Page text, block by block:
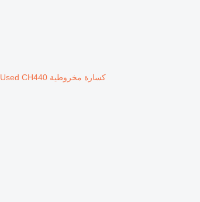
كسارة مخروطية Sandvik Used CH440